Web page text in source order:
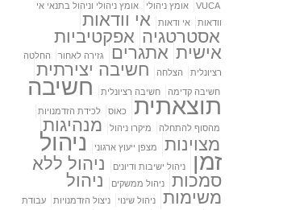
VUCA אומץ ניהולי
אומץ ניהולי וניהול בתנאי אי
וודאות
אי ודאות
אי וודאות
אסטרטגיה אפקטיביות
אישית אתגרים גזירה לאחור
החלטה
רציונלית
הצלחה חשיבה יצירתית
חשיבה קדימה חשיבה רציונלית חשיבה
תוצאתית כאוס
לכידת הזדמנויות
מהסוף להתחלה
מיקרו ניהול
מנהיגות
מצוינות
מצפן ייעוץ ארגוני ניהול
זמן ניהול ישיבות ודיונים
ניהול ללא
סמכות
ניהול ממשקים
ניהול
משימות
ניהול שינוי ניצול הזדמנויות
עבודת